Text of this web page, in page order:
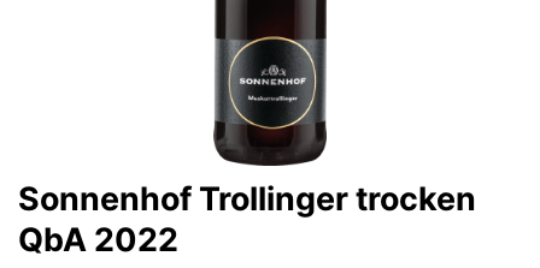
Sonnenhof Trollinger trocken
QbA 2022